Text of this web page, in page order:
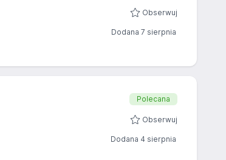
Obserwuj
Dodana 7 sierpnia
Polecana
Obserwuj
Dodana 4 sierpnia